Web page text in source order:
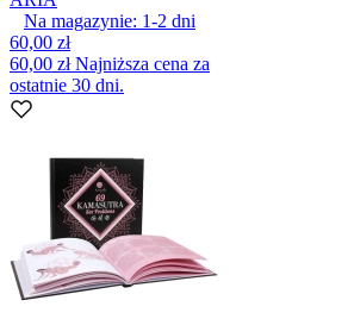
Na magazynie: 1-2 dni
60,00 zł
60,00 złNajniższa cena za
ostatnie 30 dni.